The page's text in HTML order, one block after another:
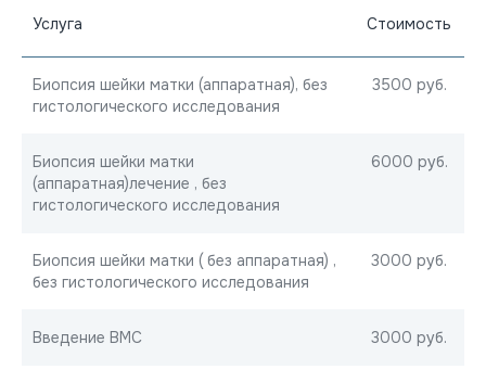
Услуга Стоимость
Биопсия шейки матки (аппаратная), без
гистологического исследования
3500 руб.
Биопсия шейки матки
(аппаратная)лечение , без
гистологического исследования
6000 руб.
Биопсия шейки матки ( без аппаратная) ,
без гистологического исследования
3000 руб.
Введение ВМС 3000 руб.